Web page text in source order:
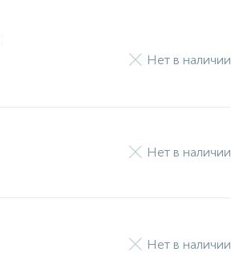
Нет в наличии
Нет в наличии
Нет в наличии